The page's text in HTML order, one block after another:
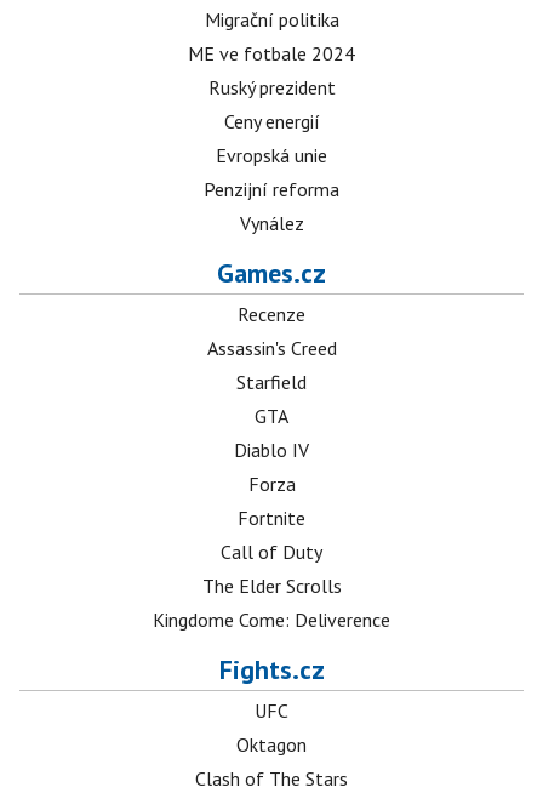
Migrační politika
ME ve fotbale 2024
Ruský prezident
Ceny energií
Evropská unie
Penzijní reforma
Vynález
Games.cz
Recenze
Assassin's Creed
Starfield
GTA
Diablo IV
Forza
Fortnite
Call of Duty
The Elder Scrolls
Kingdome Come: Deliverence
Fights.cz
UFC
Oktagon
Clash of The Stars